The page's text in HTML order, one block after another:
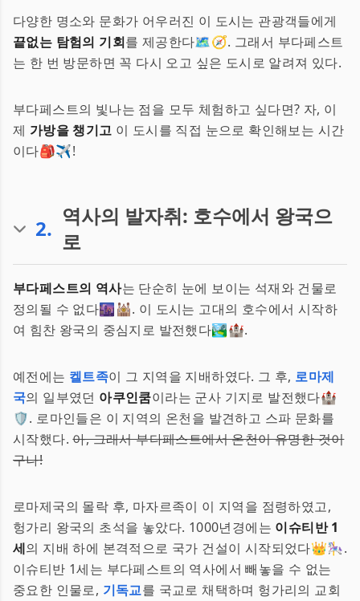
다양한 명소와 문화가 어우러진 이 도시는 관광객들에게
끝없는 탐험의 기회를 제공한다🗺️🧭. 그래서 부다페스트
는 한 번 방문하면 꼭 다시 오고 싶은 도시로 알려져 있다.
부다페스트의 빛나는 점을 모두 체험하고 싶다면? 자, 이
제 가방을 챙기고 이 도시를 직접 눈으로 확인해보는 시간
이다🎒✈️!
2. 역사의 발자취: 호수에서 왕국으
로
부다페스트의 역사는 단순히 눈에 보이는 석재와 건물로
정의될 수 없다🌆🕍. 이 도시는 고대의 호수에서 시작하
여 힘찬 왕국의 중심지로 발전했다🏞️🏰.
예전에는 켈트족이 그 지역을 지배하였다. 그 후, 로마제
국의 일부였던 아쿠인쿰이라는 군사 기지로 발전했다🏰
🛡️. 로마인들은 이 지역의 온천을 발견하고 스파 문화를
시작했다.아, 그래서 부다페스트에서 온천이 유명한 것이
구나!
로마제국의 몰락 후, 마자르족이 이 지역을 점령하였고,
헝가리 왕국의 초석을 놓았다. 1000년경에는 이슈티반 1
세의 지배 하에 본격적으로 국가 건설이 시작되었다👑🎠.
이슈티반 1세는 부다페스트의 역사에서 빼놓을 수 없는
중요한 인물로, 기독교를 국교로 채택하며 헝가리의 교회